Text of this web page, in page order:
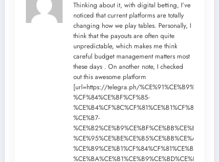
Thinking about it, with digital betting, I’ve
noticed that current platforms are totally
changing how we play tables. Personally, I
think that the payouts are often quite
unpredictable, which makes me think
careful budget management matters most
these days . On another note, I checked
out this awesome platform
[url=https://telegra.ph/
%CF%84%CE%BF%CF%85-
%CE%B7-